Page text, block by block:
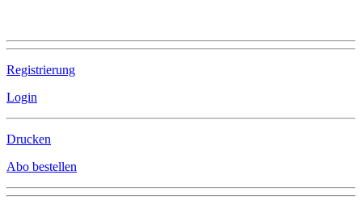
Registrierung
Login
Drucken
Abo bestellen